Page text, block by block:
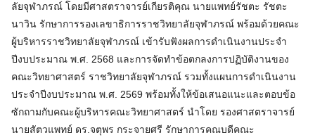
ลัยจุฬาภรณ์ โดยมีศาสตราจารย์เกียรติคุณ นายแพทย์รัชตะ รัชตะ
นาวิน รักษาการรองเลขาธิการราชวิทยาลัยจุฬาภรณ์ พร้อมด้วยคณะ
ผู้บริหารราชวิทยาลัยจุฬาภรณ์ เข้ารับฟังผลการดำเนินงานประจำ
ปีงบประมาณ พ.ศ. 2568 และการจัดทำข้อตกลงการปฏิบัติงานของ
คณะวิทยาศาสตร์ ราชวิทยาลัยจุฬาภรณ์ รวมทั้งแผนการดำเนินงาน
ประจำปีงบประมาณ พ.ศ. 2569 พร้อมทั้งให้ข้อเสนอแนะและตอบข้อ
ซักถามกับคณะผู้บริหารคณะวิทยาศาสตร์ นำโดย รองศาสตราจารย์
นายสัตวแพทย์ ดร.จตุพร กระจายศรี รักษาการคณบดีคณะ